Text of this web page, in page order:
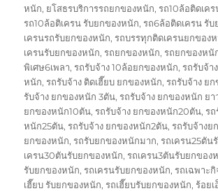
หนัก, ยโสธรบริการรถยกของหนัก,รถ10ล้อติดเค
รถ10ล้อติเครน รับยกของหนัก,รถ6ล้อติดเครน รั
เครนรถรับยกของหนัก,รถบรรทุกติดเครนยกของ
เครนรับยกของหนัก,รถยกของหนัก,รถยกของหนั
พิเศษ6เพลา,รถรับจ้าง 10ล้อยกของหนัก,รถรับจ้า
หนัก,รถรับจ้าง ติดเฮี๊ยบ ยกของหนัก,รถรับจ้าง ย
รับจ้าง ยกของหนัก 3ตัน,รถรับจ้าง ยกของหนัก ย
ยกของหนัก10ตัน,รถรับจ้าง ยกของหนัก20ตัน,รถ
หนัก25ตัน,รถรับจ้าง ยกของหนัก2ตัน,รถรับจ้างย
ยกของหนัก,รถรับยกของหนักมาก,รถเครน25ตัน
เครน30ตันรับยกของหนัก,รถเครน3ตันรับยกของ
รับยกของหนัก,รถเครนรับยกของหนัก,รถเฉพาะ
เฮี๊ยบ รับยกของหนัก,รถเฮี๊ยบรับยกของหนัก,ร้อย